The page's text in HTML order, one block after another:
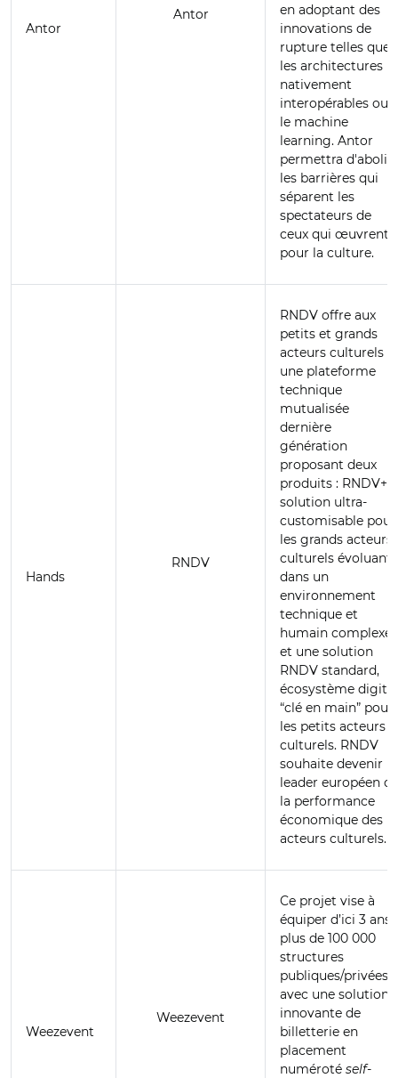
Antor
Antor
en adoptant des
innovations de
rupture telles que
les architectures
nativement
interopérables ou
le machine
learning. Antor
permettra d'abolir
les barrières qui
séparent les
spectateurs de
ceux qui œuvrent
pour la culture.
Hands
RNDV
RNDV offre aux
petits et grands
acteurs culturels
une plateforme
technique
mutualisée
dernière
génération
proposant deux
produits : RNDV+,
solution ultra-
customisable pour
les grands acteurs
culturels évoluant
dans un
environnement
technique et
humain complexe ;
et une solution
RNDV standard,
écosystème digital
“clé en main” pour
les petits acteurs
culturels. RNDV
souhaite devenir
leader européen de
la performance
économique des
acteurs culturels.
Weezevent
Weezevent
Ce projet vise à
équiper d’ici 3 ans
plus de 100 000
structures
publiques/privées
avec une solution
innovante de
billetterie en
placement
numéroté self-